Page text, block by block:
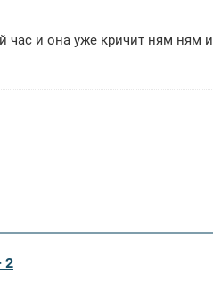
и она уже кричит ням ням и
2